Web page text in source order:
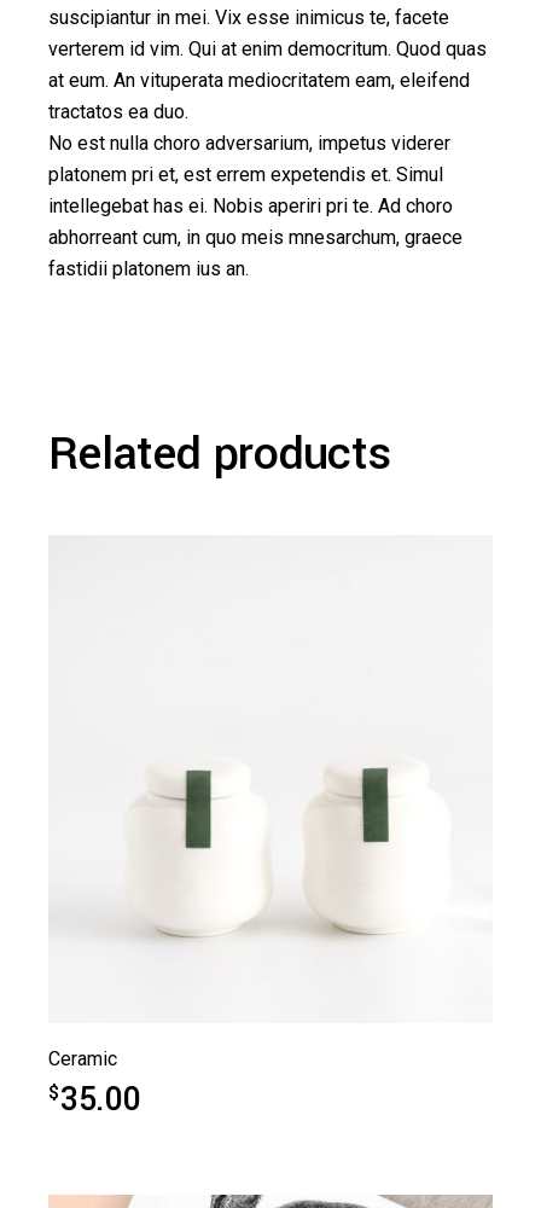
suscipiantur in mei. Vix esse inimicus te, facete
verterem id vim. Qui at enim democritum. Quod quas
at eum. An vituperata mediocritatem eam, eleifend
tractatos ea duo.
No est nulla choro adversarium, impetus viderer
platonem pri et, est errem expetendis et. Simul
intellegebat has ei. Nobis aperiri pri te. Ad choro
abhorreant cum, in quo meis mnesarchum, graece
fastidii platonem ius an.
Related products
Ceramic
$35.00